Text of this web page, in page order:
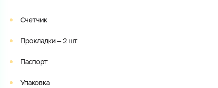
Счетчик
Прокладки — 2 шт
Паспорт
Упаковка